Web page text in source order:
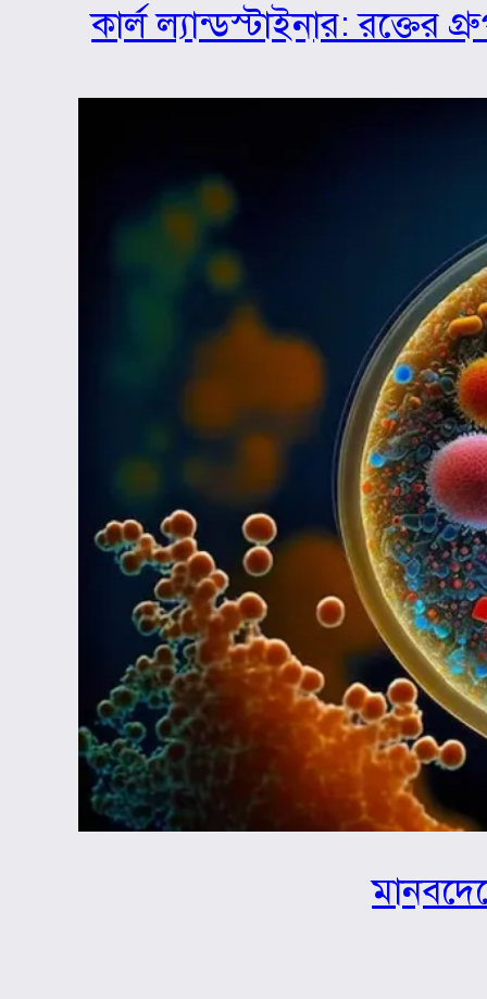
কার্ল ল্যান্ডস্টাইনার: রক্তের